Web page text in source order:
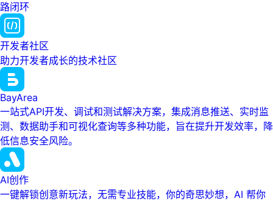
路闭环
开发者社区
助力开发者成长的技术社区
BayArea
一站式API开发、调试和测试解决方案，集成消息推送、实时监
测、数据助手和可视化查询等多种功能，旨在提升开发效率，降
低信息安全风险。
AI创作
一键解锁创意新玩法，无需专业技能，你的奇思妙想，AI 帮你